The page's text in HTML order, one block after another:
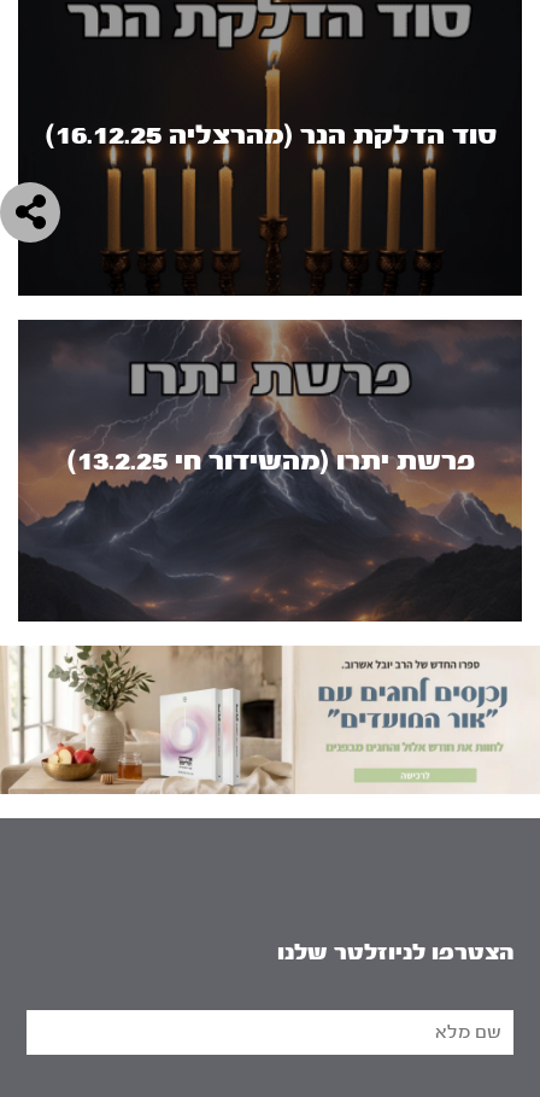
סוד הדלקת הנר (מהרצליה 16.12.25)
פרשת יתרו (מהשידור חי 13.2.25)
הצטרפו לניוזלטר שלנו